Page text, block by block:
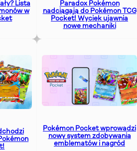
Lista
w
Paradox Pokémon
nadciągają do Pokémon TCG
Pocket! Wyciek ujawnia
nowe mechaniki
Pokémon Pocket wprowadzi
nowy system zdobywania
emblematów i nagród